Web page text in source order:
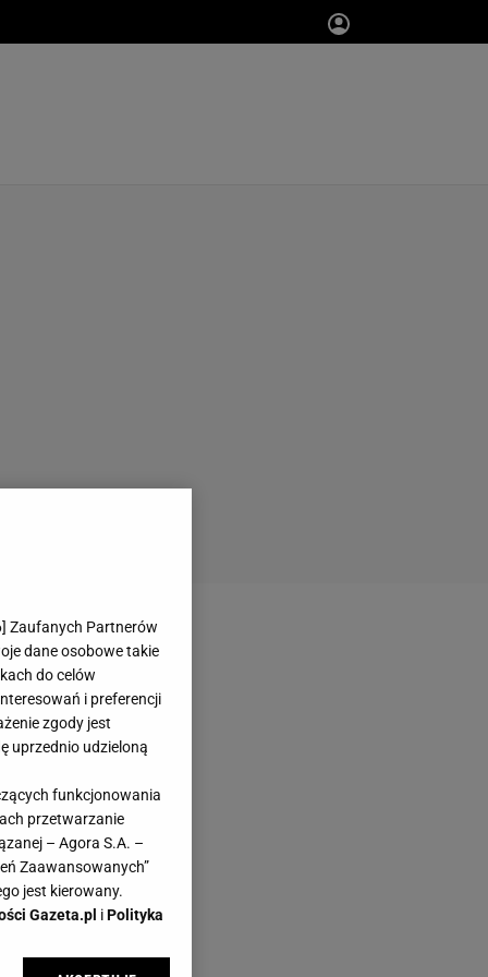
] Zaufanych Partnerów
dane osobowe takie
do celów
i preferencji
zgody jest
uprzednio udzieloną
funkcjonowania
przetwarzanie
– Agora S.A. –
Zaawansowanych”
jest kierowany.
Gazeta.pl iPolityka